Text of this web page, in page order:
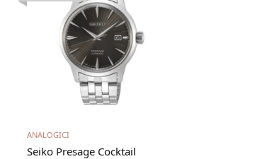
ANALOGICI
Seiko Presage Cocktail